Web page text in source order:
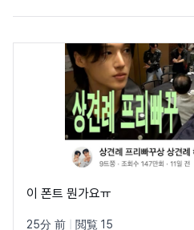
이 폰트 뭔가요ㅠ
25分 前 閲覧 15